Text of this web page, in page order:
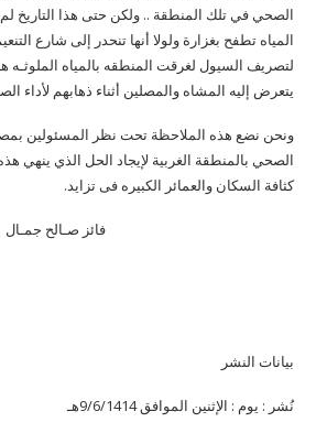
الصحي في تلك المنطقة .. ولكن حتى هذا التاريخ
المياه تطفح بغزارة ولولا أنها تنحدر إلى شارع
لتصريف السيول لغرقت المنطقه بالمياه الملوثـه
يتعرض إليه المشاه والمصلين أثناء ذهابهم لأداء
ونحن نضع هذه الملاحظة تحت نظر المسئولين
الصحي بالمنطقة الغربية لإيجاد الحل الذي ينهي
كثافة السكان والعمائر الكبيره فى تزايد.
فائز صـالح جمـال
بيانات النشر
نُشر : يوم : الإثنين الموافق 9/6/1414هـ